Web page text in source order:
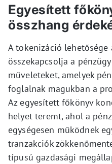
Egyesített
összhang
A tokenizáció
összekapcsolja a
műveleteket, amelyek
foglalnak magukban a
Az egyesített főkönyv
helyet teremt, ahol a
egységesen működnek
tranzakciók
típusú gazdasági